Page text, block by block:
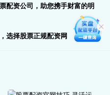
配资公司，助您携手财富的明
选择股票正规配资网